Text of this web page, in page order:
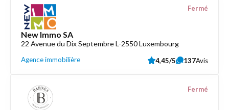
New Immo SA
22 Avenue du Dix Septembre L-2550 Luxembourg
Agence immobilière
Fermé
4,45/5 137Avis
Fermé